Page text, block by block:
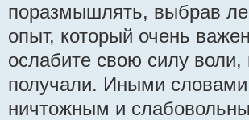
поразмышлять, выбрав
опыт, который очень
ослабите свою силу
получали. Иными
ничтожным и